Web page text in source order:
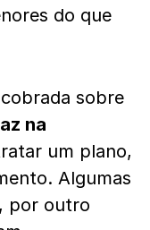
do que
sobre
na
um plano,
Algumas
por outro